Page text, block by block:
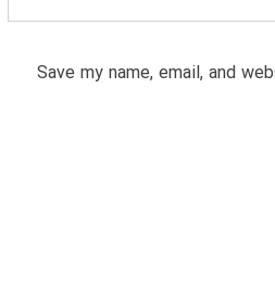
Save my name, email, and